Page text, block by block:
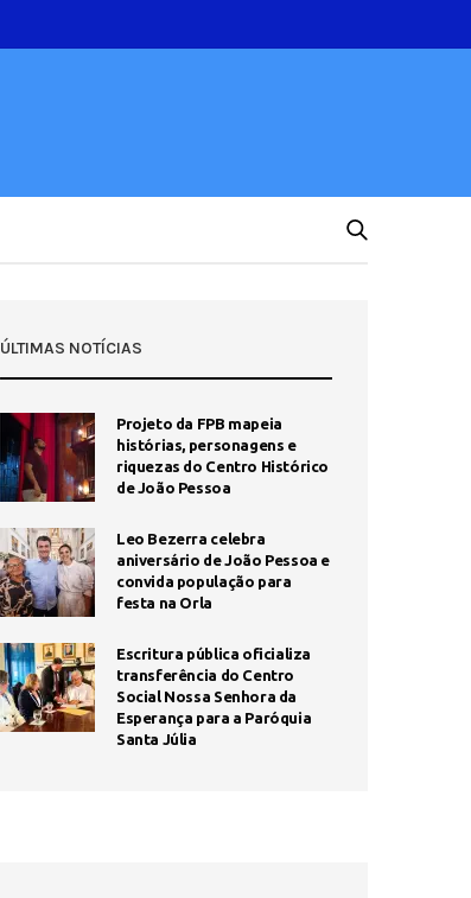
ÚLTIMAS NOTÍCIAS
Projeto da FPB mapeia
histórias, personagens e
riquezas do Centro Histórico
de João Pessoa
Leo Bezerra celebra
aniversário de João Pessoa e
convida população para
festa na Orla
Escritura pública oficializa
transferência do Centro
Social Nossa Senhora da
Esperança para a Paróquia
Santa Júlia